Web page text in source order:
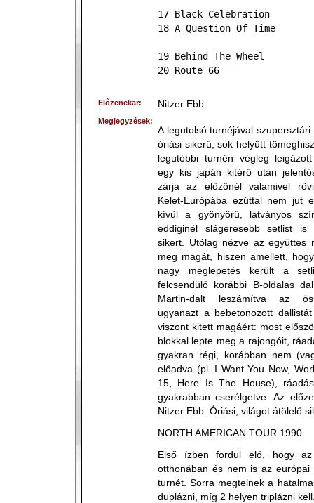
17 Black Celebration
18 A Question Of Time
19 Behind The Wheel
20 Route 66
Előzenekar: Nitzer Ebb
Megjegyzések:
A legutolsó turnéjával
óriási sikerű, sok helyütt
legutóbbi turnén végleg
egy kis japán kitérő után
zárja az előzőnél valamivel
Kelet-Európába ezúttal nem jut
kívül a gyönyörű, látványos
eddiginél slágeresebb setlist is
sikert. Utólag nézve az együttes
meg magát, hiszen amellett,
nagy meglepetés került a
felcsendülő korábbi B-oldalas
Martin-dalt leszámítva az
ugyanazt a bebetonozott
viszont kitett magáért: most
blokkal lepte meg a rajongóit,
gyakran régi, korábban nem
előadva (pl. I Want You Now,
15, Here Is The House),
gyakrabban cserélgetve. Az
Nitzer Ebb. Óriási, világot átölelő
NORTH AMERICAN TOUR 1990
Első ízben fordul elő, hogy
otthonában és nem is az
turnét. Sorra megtelnek a
duplázni, míg 2 helyen triplázni